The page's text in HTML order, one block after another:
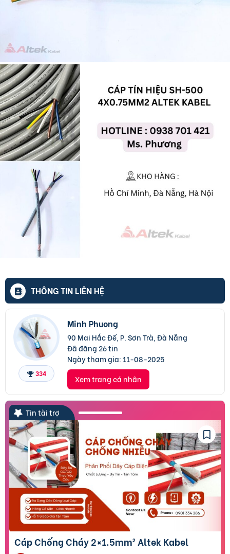
THÔNG TIN LIÊN HỆ
334
Minh Phuong
90 Mai Hắc Đế, P. Sơn Trà, Đà Nẵng
Đã đăng 26 tin
Ngày tham gia: 11-08-2025
Xem trang cá nhân
Tin tài trợ
Cáp Chống Cháy 2×1.5mm² Altek Kabel